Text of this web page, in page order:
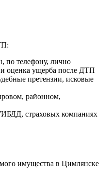
по телефону, лично
и оценка ущерба после ДТП
претензии, исковые
районном,
страховых компаниях
имущества в Цимлянске